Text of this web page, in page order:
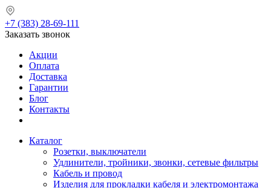
+7 (383) 28-69-111
Заказать звонок
Акции
Оплата
Доставка
Гарантии
Блог
Контакты
Каталог
Розетки, выключатели
Удлинители, тройники, звонки, сетевые фильтры
Кабель и провод
Изделия для прокладки кабеля и электромонтажа